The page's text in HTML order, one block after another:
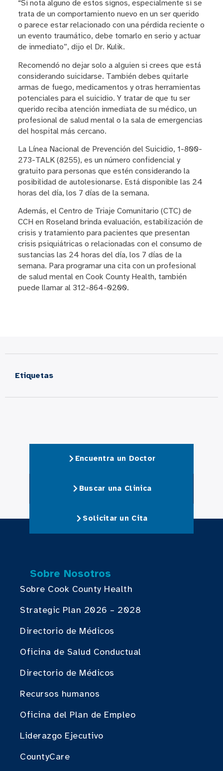
“Si nota alguno de estos signos, especialmente si se
trata de un comportamiento nuevo en un ser querido
o parece estar relacionado con una pérdida reciente o
un evento traumático, debe tomarlo en serio y actuar
de inmediato”, dijo el Dr. Kulik.
Recomendó no dejar solo a alguien si crees que está
considerando suicidarse. También debes quitarle
armas de fuego, medicamentos y otras herramientas
potenciales para el suicidio. Y tratar de que tu ser
querido reciba atención inmediata de su médico, un
profesional de salud mental o la sala de emergencias
del hospital más cercano.
La Línea Nacional de Prevención del Suicidio, 1-800-
273-TALK (8255), es un número confidencial y
gratuito para personas que estén considerando la
posibilidad de autolesionarse. Está disponible las 24
horas del día, los 7 días de la semana.
Además, el Centro de Triaje Comunitario (CTC) de
CCH en Roseland brinda evaluación, estabilización de
crisis y tratamiento para pacientes que presentan
crisis psiquiátricas o relacionadas con el consumo de
sustancias las 24 horas del día, los 7 días de la
semana. Para programar una cita con un profesional
de salud mental en Cook County Health, también
puede llamar al 312-864-0200.
Etiquetas
Encuentra un Doctor
Buscar una Clinica
Solicitar un Cita
Sobre Nosotros
Sobre Cook County Health
Strategic Plan 2026 – 2028
Directorio de Médicos
Oficina de Salud Conductual
Directorio de Médicos
Recursos humanos
Oficina del Plan de Empleo
Liderazgo Ejecutivo
CountyCare